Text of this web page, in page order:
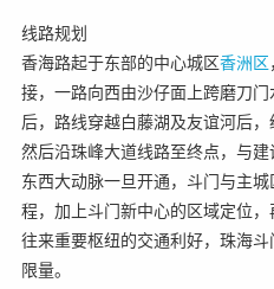
线路规划
香海路起于东部的中心城区香洲区
接，一路向西由沙仔面上跨磨刀
后，路线穿越白藤湖及友谊河后，
然后沿珠峰大道线路至终点，与
东西大动脉一旦开通，斗门与主
程，加上斗门新中心的区域定位
往来重要枢纽的交通利好，珠海
限量。